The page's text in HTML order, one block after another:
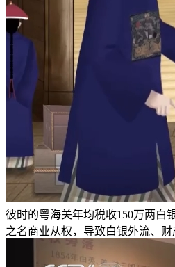
彼时的粤海关年均税收150万两白
之名商业从权，导致白银外流、财